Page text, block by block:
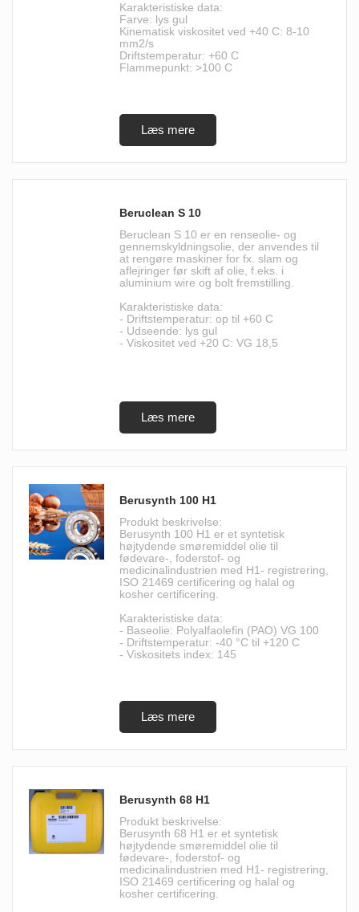
Karakteristiske data:
Farve: lys gul
Kinematisk viskositet ved +40 C: 8-10
mm2/s
Driftstemperatur: +60 C
Flammepunkt: >100 C
Beruclean S 10
Beruclean S 10 er en renseolie- og
gennemskyldningsolie, der anvendes til
at rengøre maskiner for fx. slam og
aflejringer før skift af olie, f.eks. i
aluminium wire og bolt fremstilling.
Karakteristiske data:
- Driftstemperatur: op til +60 C
- Udseende: lys gul
- Viskositet ved +20 C: VG 18,5
Berusynth 100 H1
Produkt beskrivelse:
Berusynth 100 H1 er et syntetisk
højtydende smøremiddel olie til
fødevare-, foderstof- og
medicinalindustrien med H1- registrering,
ISO 21469 certificering og halal og
kosher certificering.
Karakteristiske data:
- Baseolie: Polyalfaolefin (PAO) VG 100
- Driftstemperatur: -40 °C til +120 C
- Viskositets index: 145
Berusynth 68 H1
Produkt beskrivelse:
Berusynth 68 H1 er et syntetisk
højtydende smøremiddel olie til
fødevare-, foderstof- og
medicinalindustrien med H1- registrering,
ISO 21469 certificering og halal og
kosher certificering.